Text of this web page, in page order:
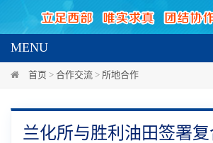
MENU
首页 > 合作交流 > 所地合作
兰化所与胜利油田签署